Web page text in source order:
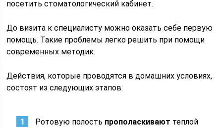
посетить стоматологический кабинет.
До визита к специалисту можно оказать себе первую
помощь. Такие проблемы легко решить при помощи
современных методик.
Действия, которые проводятся в домашних условиях,
состоят из следующих этапов:
Ротовую полость прополаскивают теплой